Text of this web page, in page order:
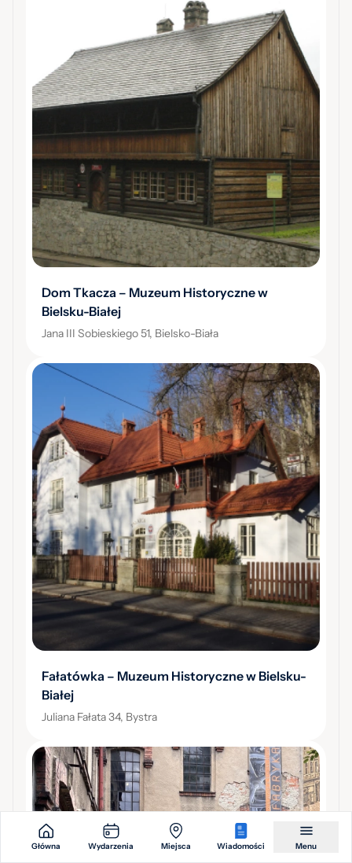
Dom Tkacza – Muzeum Historyczne w
Bielsku-Białej
Jana III Sobieskiego 51, Bielsko-Biała
Fałatówka – Muzeum Historyczne w Bielsku-
Białej
Juliana Fałata 34, Bystra
Główna Wydarzenia Miejsca Wiadomości Menu